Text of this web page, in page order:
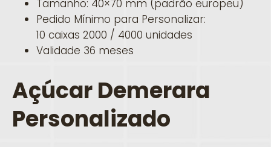
Tamanho: 40×70 mm (padrão europeu)
Pedido Mínimo para Personalizar:
10 caixas 2000 / 4000 unidades
Validade 36 meses
Açúcar Demerara
Personalizado